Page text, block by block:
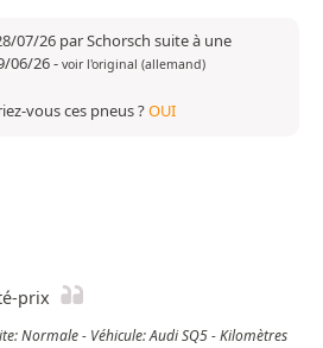
07/26 par Schorsch suite à une
06/26- voir l'original (allemand)
vous ces pneus ?OUI
prix
Normale - Véhicule: Audi SQ5 - Kilomètres